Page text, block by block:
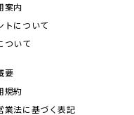
案内
トについて
ついて
要
規約
業法に基づく表記